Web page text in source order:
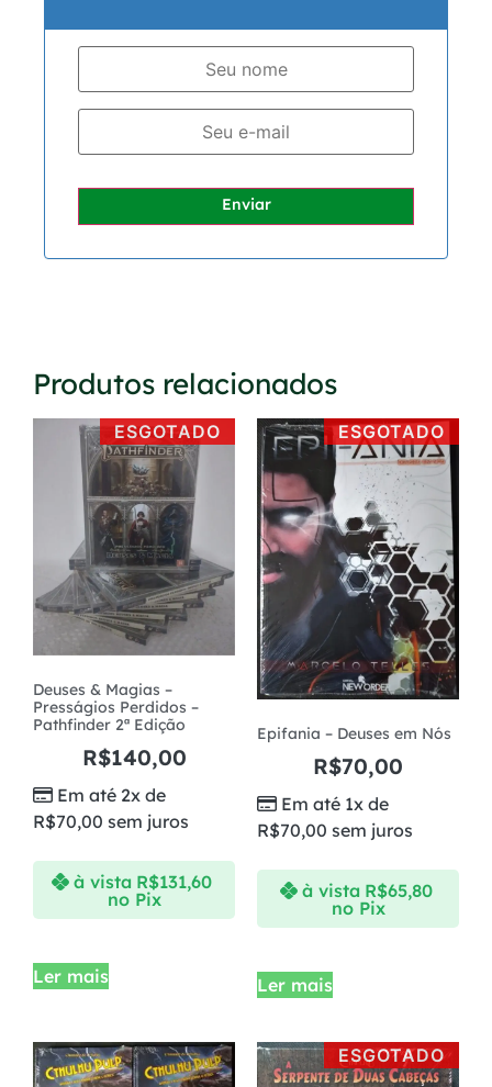
Enviar
Produtos relacionados
ESGOTADO
Deuses & Magias –
Presságios Perdidos –
Pathfinder 2ª Edição
R$140,00
Em até 2x de
R$70,00 sem juros
à vista R$131,60
no Pix
Ler mais
ESGOTADO
Epifania – Deuses em Nós
R$70,00
Em até 1x de
R$70,00 sem juros
à vista R$65,80
no Pix
Ler mais
ESGOTADO